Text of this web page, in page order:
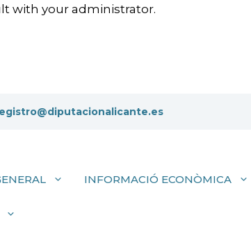
with your administrator.
INFORMACIÓ ECONÒMICA